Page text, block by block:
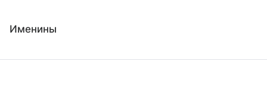
Именины